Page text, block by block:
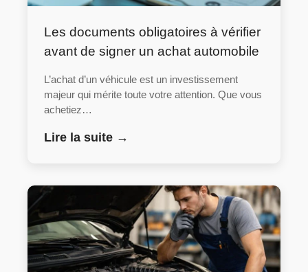
Les documents obligatoires à vérifier
avant de signer un achat automobile
L’achat d’un véhicule est un investissement
majeur qui mérite toute votre attention. Que vous
achetiez…
Lire la suite →